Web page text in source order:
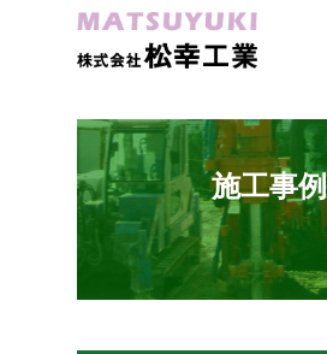
地盤改良工事
施工事例